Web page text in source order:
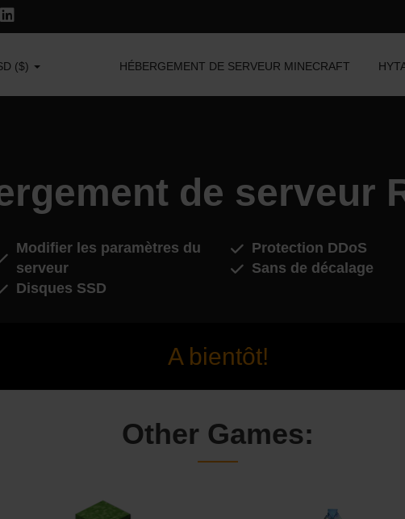
($) HÉBERGEMENT DE SERVEUR MINECRAFT
de serveur
Modifier les paramètres du
serveur
Disques SSD
Protection DDoS
Sans de décalage
A bientôt!
Other Games: